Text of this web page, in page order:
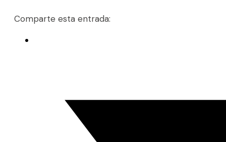
Comparte esta entrada: